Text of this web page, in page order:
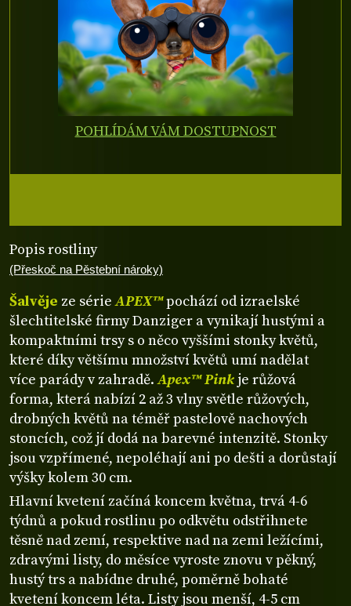
Popis rostliny
(Přeskoč na Pěstební nároky)
Šalvěje ze sérieAPEX™pochází od izraelské
šlechtitelské firmy Danziger a vynikají hustými a
kompaktními trsy s o něco vyššími stonky květů,
které díky většímu množství květů umí nadělat
více parády v zahradě.Apex™ Pink je růžová
forma, která nabízí 2 až 3 vlny světle růžových,
drobných květů na téměř pastelově nachových
stoncích, což jí dodá na barevné intenzitě. Stonky
jsou vzpřímené, nepoléhají ani po dešti a dorůstají
výšky kolem 30 cm.
Hlavní kvetení začíná koncem května, trvá 4-6
týdnů a pokud rostlinu po odkvětu odstřihnete
těsně nad zemí, respektive nad na zemi ležícími,
zdravými listy, do měsíce vyroste znovu v pěkný,
hustý trs a nabídne druhé, poměrně bohaté
kvetení koncem léta. Listy jsou menší, 4-5 cm
POHLÍDÁM VÁM DOSTUPNOST